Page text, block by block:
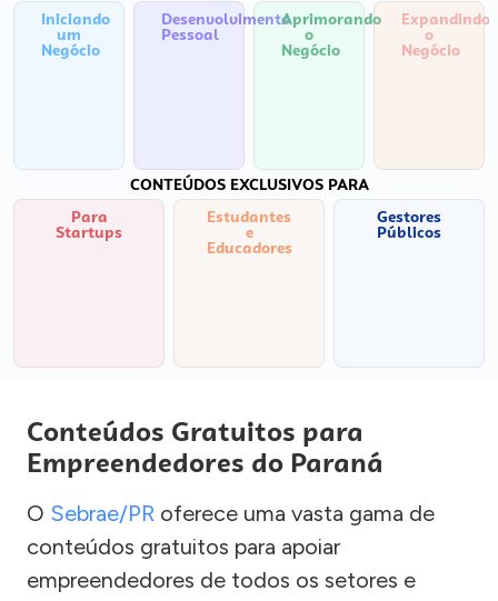
Iniciando
um
Negócio
Desenvolvimento
Pessoal
Aprimorando
o
Negócio
Expandindo
o
Negócio
CONTEÚDOS EXCLUSIVOS PARA
Para
Startups
Estudantes
e
Educadores
Gestores
Públicos
Conteúdos Gratuitos para
Empreendedores do Paraná
O Sebrae/PR oferece uma vasta gama de
conteúdos gratuitos para apoiar
empreendedores de todos os setores e